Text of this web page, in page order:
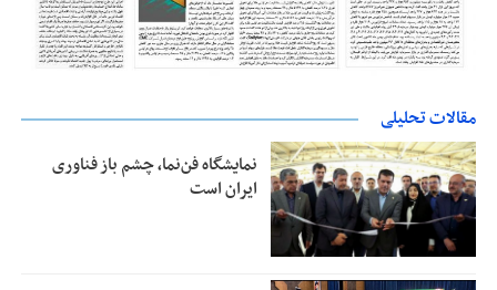
مقالات تحلیلی
نمایشگاه فن‌نما، چشم باز فناوری
ایران است